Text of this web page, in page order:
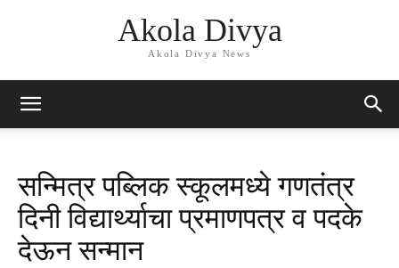
Akola Divya
Akola Divya News
सन्मित्र पब्लिक स्कूलमध्ये गणतंत्र
दिनी विद्यार्थ्याचा प्रमाणपत्र व पदके
देऊन सन्मान